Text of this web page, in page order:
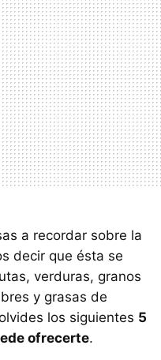
a recordar sobre la
decir que ésta se
verduras, granos
y grasas de
los siguientes 5
ofrecerte.